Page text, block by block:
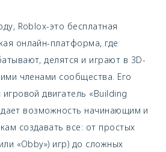
Roblox-это бесплатная
онлайн-платформа, где
делятся и играют в 3D-
членами сообщества. Его
двигатель «Building
возможность начинающим и
создавать все: от простых
«Obby») игр) до сложных